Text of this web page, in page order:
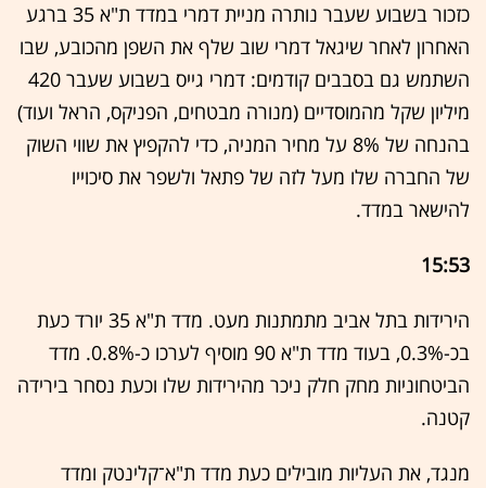
כזכור בשבוע שעבר נותרה מניית דמרי במדד ת"א 35 ברגע
האחרון לאחר שיגאל דמרי שוב שלף את השפן מהכובע, שבו
השתמש גם בסבבים קודמים: דמרי גייס בשבוע שעבר 420
מיליון שקל מהמוסדיים (מנורה מבטחים, הפניקס, הראל ועוד)
בהנחה של 8% על מחיר המניה, כדי להקפיץ את שווי השוק
של החברה שלו מעל לזה של פתאל ולשפר את סיכוייו
להישאר במדד.
15:53
הירידות בתל אביב מתמתנות מעט. מדד ת"א 35 יורד כעת
בכ-0.3%, בעוד מדד ת"א 90 מוסיף לערכו כ-0.8%. מדד
הביטחוניות מחק חלק ניכר מהירידות שלו וכעת נסחר בירידה
קטנה.
מנגד, את העליות מובילים כעת מדד ת"א־קלינטק ומדד